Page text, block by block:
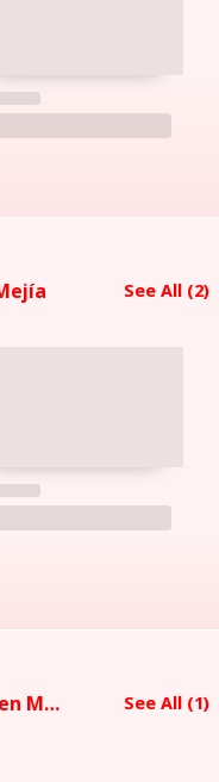
See All (2)
Agencias y operadoras en Mejí­a See All (1)